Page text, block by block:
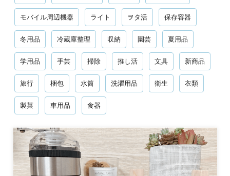
スマホ周辺機器 セリア ハロウィン バス用品
バッグ バレンタイン フック ベビー用品
モバイル周辺機器 ライト ヲタ活 保存容器
冬用品 冷蔵庫整理 収納 夏用品
学用品 手芸 掃除
製菓 車用品 食器